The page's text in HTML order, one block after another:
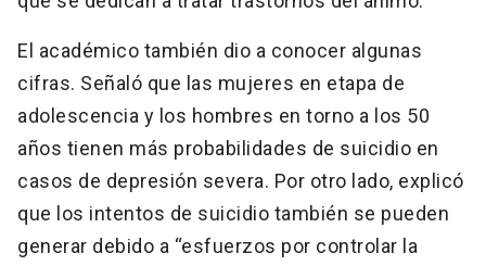
El académico también dio a conocer algunas
cifras. Señaló que las mujeres en etapa de
adolescencia y los hombres en torno a los 50
años tienen más probabilidades de suicidio en
casos de depresión severa. Por otro lado, explicó
que los intentos de suicidio también se pueden
generar debido a “esfuerzos por controlar la